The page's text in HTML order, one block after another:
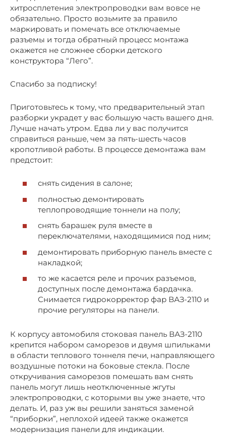
хитросплетения электропроводки вам вовсе не
обязательно. Просто возьмите за правило
маркировать и помечать все отключаемые
разъемы и тогда обратный процесс монтажа
окажется не сложнее сборки детского
конструктора “Лего”.
Спасибо за подписку!
Приготовьтесь к тому, что предварительный этап
разборки украдет у вас большую часть вашего дня.
Лучше начать утром. Едва ли у вас получится
справиться раньше, чем за пять-шесть часов
кропотливой работы. В процессе демонтажа вам
предстоит:
снять сидения в салоне;
полностью демонтировать
теплопроводящие тоннели на полу;
снять барашек руля вместе в
переключателями, находящимися под ним;
демонтировать приборную панель вместе с
накладкой;
то же касается реле и прочих разъемов,
доступных после демонтажа бардачка.
Снимается гидрокорректор фар ВАЗ-2110 и
прочие регуляторы на панели.
К корпусу автомобиля стоковая панель ВАЗ-2110
крепится набором саморезов и двумя шпильками
в области теплового тоннеля печи, направляющего
воздушные потоки на боковые стекла. После
откручивания саморезов помешать вам снять
панель могут лишь неотключенные жгуты
электропроводки, с которыми вы уже знаете, что
делать. И, раз уж вы решили заняться заменой
“приборки”, неплохой идеей также окажется
модернизация панели для индикации.